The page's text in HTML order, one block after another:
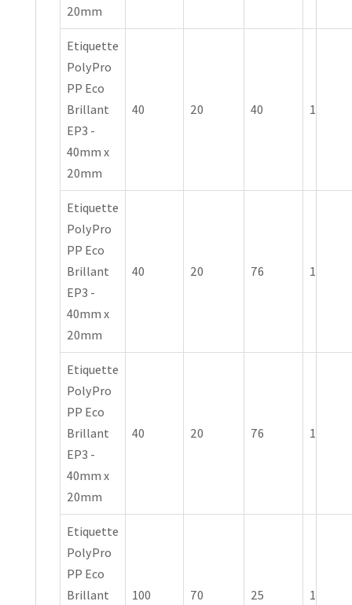
20mm
Etiquette
PolyPro
PP Eco
Brillant
EP3 -
40mm x
20mm
40 20 40 1
Etiquette
PolyPro
PP Eco
Brillant
EP3 -
40mm x
20mm
40 20 76 1
Etiquette
PolyPro
PP Eco
Brillant
EP3 -
40mm x
20mm
40 20 76 1
Etiquette
PolyPro
PP Eco
Brillant
100 70 25 1